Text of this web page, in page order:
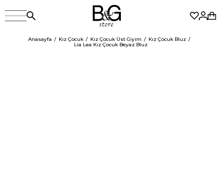
Anasayfa Kız Çocuk Kız Çocuk Üst Giyim
Kız Çocuk Bluz
Lia Lea Kız Çocuk Beyaz Bluz